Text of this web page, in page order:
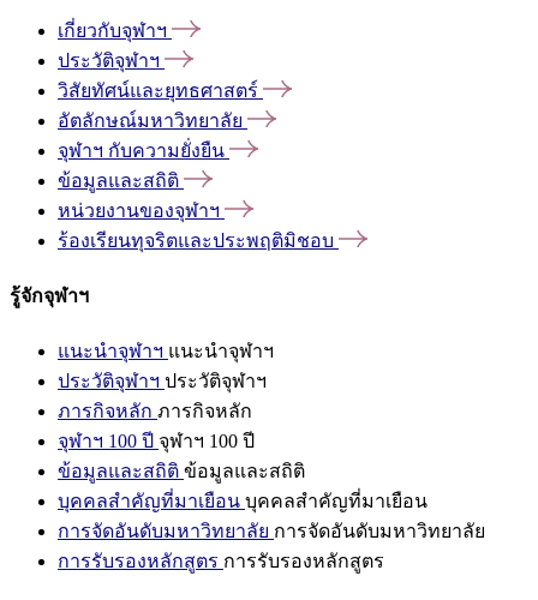
เกี่ยวกับจุฬาฯ
ประวัติจุฬาฯ
วิสัยทัศน์และยุทธศาสตร์
อัตลักษณ์มหาวิทยาลัย
จุฬาฯ กับความยั่งยืน
ข้อมูลและสถิติ
หน่วยงานของจุฬาฯ
ร้องเรียนทุจริตและประพฤติมิชอบ
รู้จักจุฬาฯ
แนะนำจุฬาฯ แนะนำจุฬาฯ
ประวัติจุฬาฯ ประวัติจุฬาฯ
ภารกิจหลัก ภารกิจหลัก
จุฬาฯ 100 ปี จุฬาฯ 100 ปี
ข้อมูลและสถิติ ข้อมูลและสถิติ
บุคคลสำคัญที่มาเยือน บุคคลสำคัญที่มาเยือน
การจัดอันดับมหาวิทยาลัย การจัดอันดับมหาวิทยาลัย
การรับรองหลักสูตร การรับรองหลักสูตร